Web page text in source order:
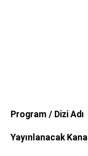
Program / Dizi Adı
Yayınlanacak Kanal